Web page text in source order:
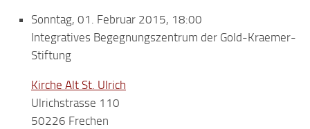
Sonntag, 01. Februar 2015, 18:00
Integratives Begegnungszentrum der Gold-Kraemer-
Stiftung
Kirche Alt St. Ulrich
Ulrichstrasse 110
50226 Frechen